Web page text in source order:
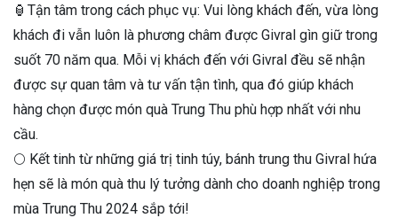
🏮Tận tâm trong cách phục vụ: Vui lòng khách đến, vừa lòng
khách đi vẫn luôn là phương châm được Givral gìn giữ trong
suốt 70 năm qua. Mỗi vị khách đến với Givral đều sẽ nhận
được sự quan tâm và tư vấn tận tình, qua đó giúp khách
hàng chọn được món quà Trung Thu phù hợp nhất với nhu
cầu.
🌕 Kết tinh từ những giá trị tinh túy, bánh trung thu Givral hứa
hẹn sẽ là món quà thu lý tưởng dành cho doanh nghiệp trong
mùa Trung Thu 2024 sắp tới!